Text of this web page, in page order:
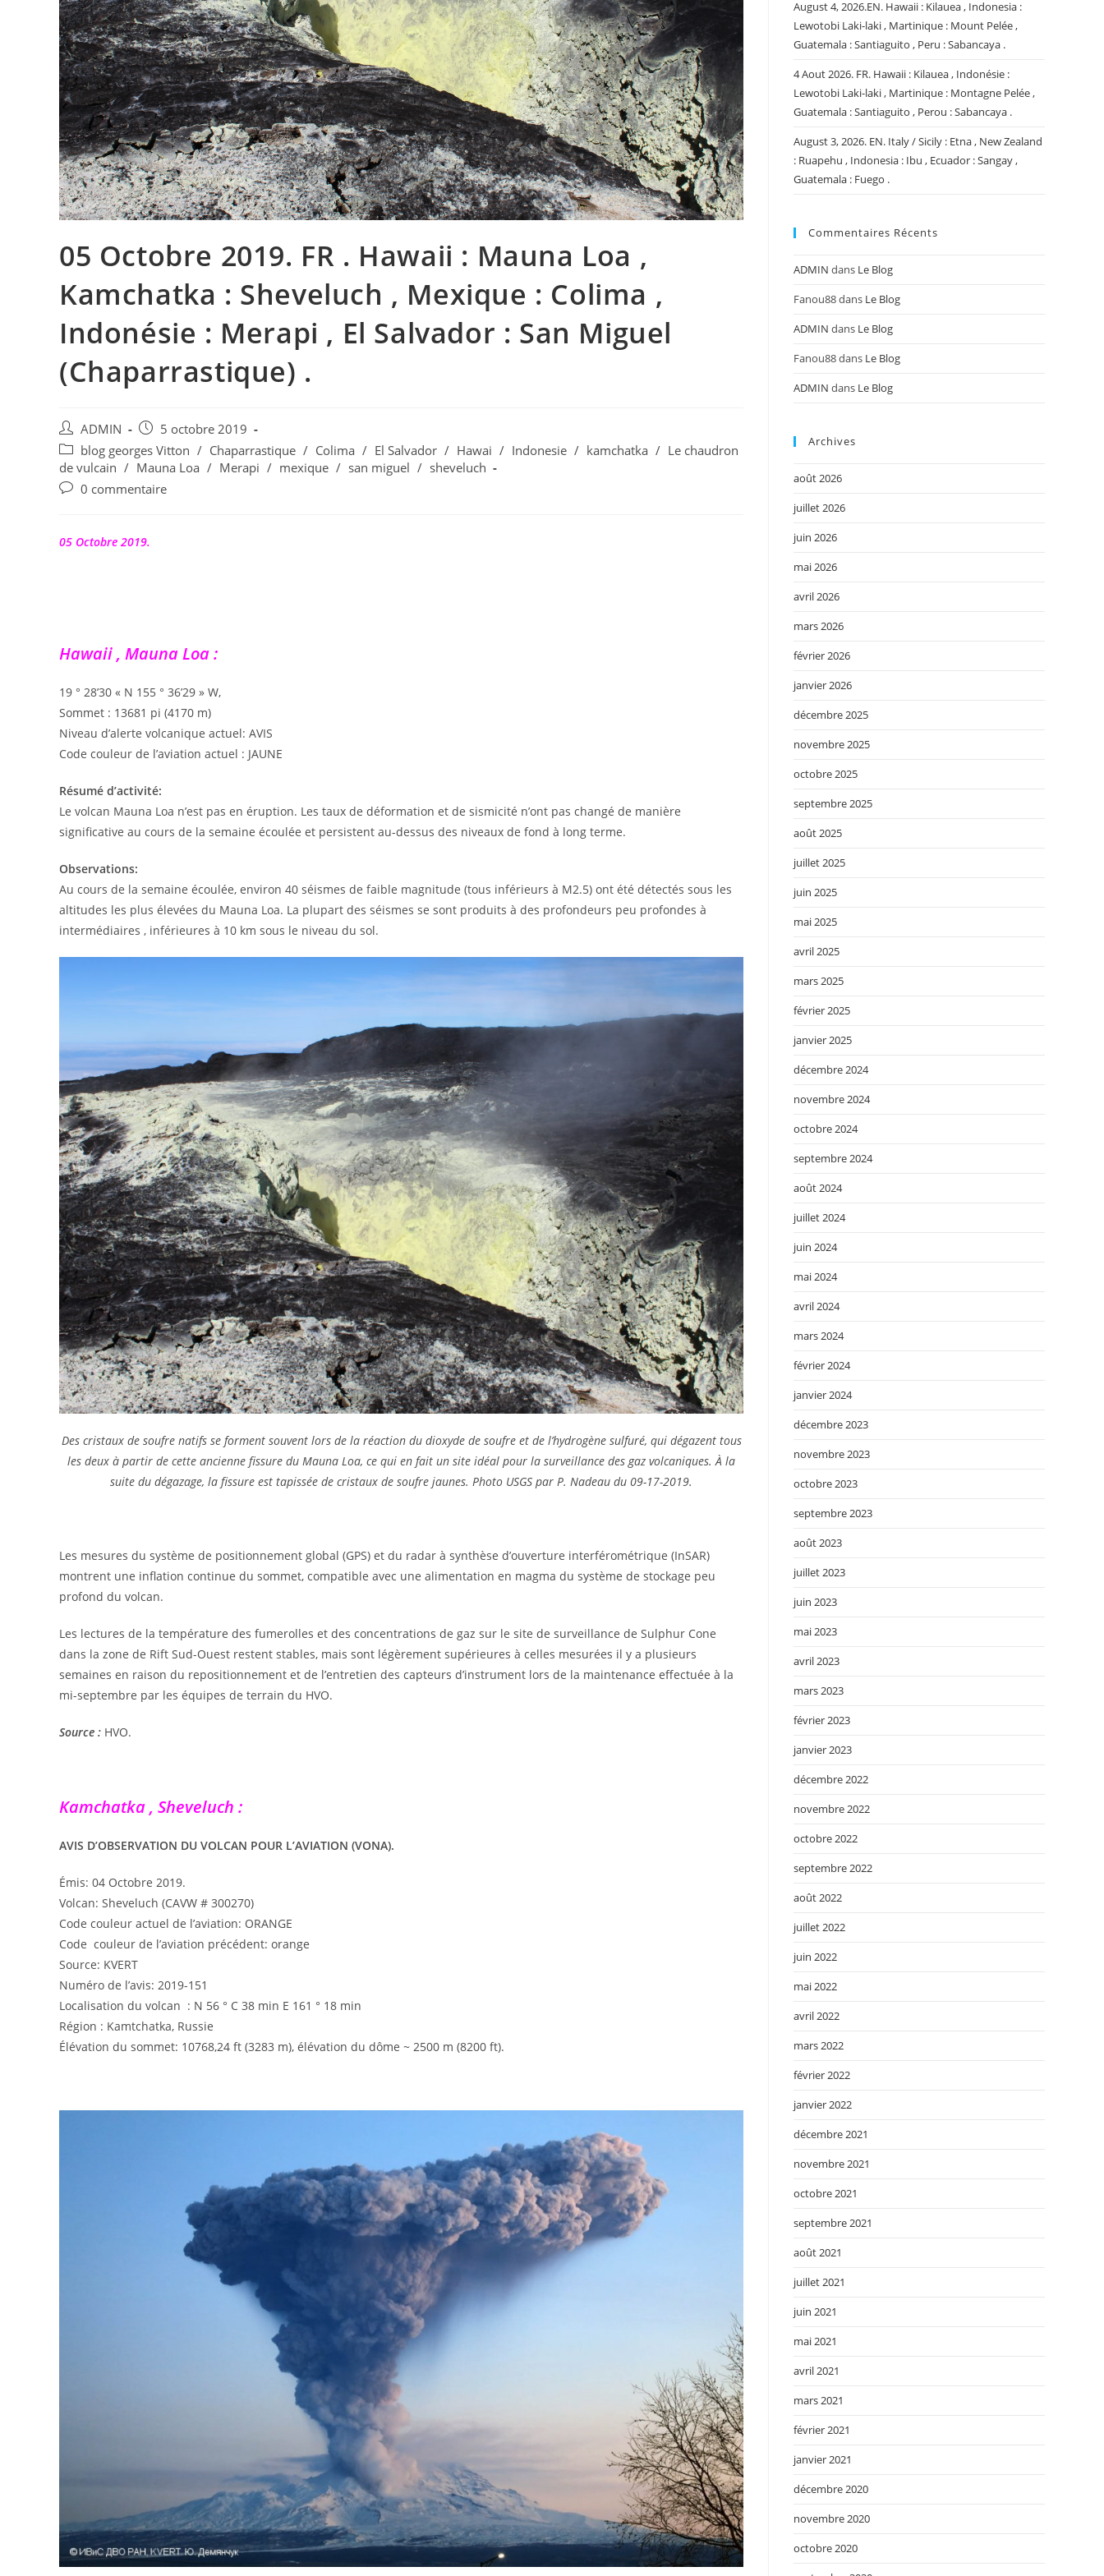
05 Octobre 2019. FR . Hawaii : Mauna Loa ,
Kamchatka : Sheveluch , Mexique : Colima ,
Indonésie : Merapi , El Salvador : San Miguel
(Chaparrastique) .
Auteur/autrice
de
la
publication :
ADMIN
Publication
publiée :
5 octobre 2019
Post
category:
blog georges Vitton / Chaparrastique / Colima / El Salvador / Hawai / Indonesie / kamchatka / Le chaudron
de vulcain / Mauna Loa / Merapi / mexique / san miguel / sheveluch
Commentaires
publication :
0 commentaire
05 Octobre 2019.
Hawaii , Mauna Loa :
19 ° 28’30 « N 155 ° 36’29 » W,
Sommet : 13681 pi (4170 m)
Niveau d’alerte volcanique actuel: AVIS
Code couleur de l’aviation actuel : JAUNE
Résumé d’activité:
Le volcan Mauna Loa n’est pas en éruption. Les taux de déformation et de sismicité n’ont pas changé de manière
significative au cours de la semaine écoulée et persistent au-dessus des niveaux de fond à long terme.
Observations:
Au cours de la semaine écoulée, environ 40 séismes de faible magnitude (tous inférieurs à M2.5) ont été détectés sous les
altitudes les plus élevées du Mauna Loa. La plupart des séismes se sont produits à des profondeurs peu profondes à
intermédiaires , inférieures à 10 km sous le niveau du sol.
Des cristaux de soufre natifs se forment souvent lors de la réaction du dioxyde de soufre et de l’hydrogène sulfuré, qui dégazent tous
les deux à partir de cette ancienne fissure du Mauna Loa, ce qui en fait un site idéal pour la surveillance des gaz volcaniques. À la
suite du dégazage, la fissure est tapissée de cristaux de soufre jaunes. Photo USGS par P. Nadeau du 09-17-2019.
Les mesures du système de positionnement global (GPS) et du radar à synthèse d’ouverture interférométrique (InSAR)
montrent une inflation continue du sommet, compatible avec une alimentation en magma du système de stockage peu
profond du volcan.
Les lectures de la température des fumerolles et des concentrations de gaz sur le site de surveillance de Sulphur Cone
dans la zone de Rift Sud-Ouest restent stables, mais sont légèrement supérieures à celles mesurées il y a plusieurs
semaines en raison du repositionnement et de l’entretien des capteurs d’instrument lors de la maintenance effectuée à la
mi-septembre par les équipes de terrain du HVO.
Source : HVO.
Kamchatka , Sheveluch :
AVIS D’OBSERVATION DU VOLCAN POUR L’AVIATION (VONA).
Émis: 04 Octobre 2019.
Volcan: Sheveluch (CAVW # 300270)
Code couleur actuel de l’aviation: ORANGE
Code couleur de l’aviation précédent: orange
Source: KVERT
Numéro de l’avis: 2019-151
Localisation du volcan : N 56 ° C 38 min E 161 ° 18 min
Région : Kamtchatka, Russie
Élévation du sommet: 10768,24 ft (3283 m), élévation du dôme ~ 2500 m (8200 ft).
August 4, 2026.EN. Hawaii : Kilauea , Indonesia :
Lewotobi Laki-laki , Martinique : Mount Pelée ,
Guatemala : Santiaguito , Peru : Sabancaya .
4 Aout 2026. FR. Hawaii : Kilauea , Indonésie :
Lewotobi Laki-laki , Martinique : Montagne Pelée ,
Guatemala : Santiaguito , Perou : Sabancaya .
August 3, 2026. EN. Italy / Sicily : Etna , New Zealand
: Ruapehu , Indonesia : Ibu , Ecuador : Sangay ,
Guatemala : Fuego .
Commentaires Récents
ADMIN dans Le Blog
Fanou88dans Le Blog
ADMIN dans Le Blog
Fanou88dans Le Blog
ADMIN dans Le Blog
Archives
août 2026
juillet 2026
juin 2026
mai 2026
avril 2026
mars 2026
février 2026
janvier 2026
décembre 2025
novembre 2025
octobre 2025
septembre 2025
août 2025
juillet 2025
juin 2025
mai 2025
avril 2025
mars 2025
février 2025
janvier 2025
décembre 2024
novembre 2024
octobre 2024
septembre 2024
août 2024
juillet 2024
juin 2024
mai 2024
avril 2024
mars 2024
février 2024
janvier 2024
décembre 2023
novembre 2023
octobre 2023
septembre 2023
août 2023
juillet 2023
juin 2023
mai 2023
avril 2023
mars 2023
février 2023
janvier 2023
décembre 2022
novembre 2022
octobre 2022
septembre 2022
août 2022
juillet 2022
juin 2022
mai 2022
avril 2022
mars 2022
février 2022
janvier 2022
décembre 2021
novembre 2021
octobre 2021
septembre 2021
août 2021
juillet 2021
juin 2021
mai 2021
avril 2021
mars 2021
février 2021
janvier 2021
décembre 2020
novembre 2020
octobre 2020